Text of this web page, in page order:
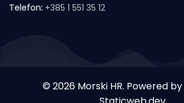
Telefon: +385 1 551 35 12
© 2026 Morski HR. Powered by